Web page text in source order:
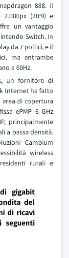
888. Il
(20:9) e
un vantaggio
Switch. In
da 7 pollici, e il
ma entrambe
a 60Hz.
un fornitore di
Internet ha fatto
di copertura
ePMP 6 GHz
principalmente
a bassa densità.
Cambium
wireless
rurali e
gigabit
del
di ricavi
seguenti